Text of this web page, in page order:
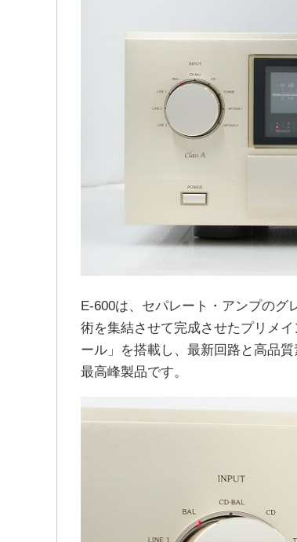
E-600は、セパレート・アンプの
術を集結させて完成させたプリメ
ール」を搭載し、最新回路と高品
最高峰製品です。